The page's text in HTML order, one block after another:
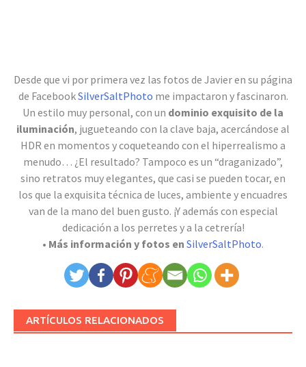
Desde que vi por primera vez las fotos de Javier en su página
de FacebookSilverSaltPhoto me impactaron y fascinaron.
Un estilo muy personal, con un dominio exquisito de la
iluminación, jugueteando con la clave baja, acercándose al
HDR en momentos y coqueteando con el hiperrealismo a
menudo… ¿El resultado? Tampoco es un “draganizado”,
sino retratos muy elegantes, que casi se pueden tocar, en
los que la exquisita técnica de luces, ambiente y encuadres
van de la mano del buen gusto. ¡Y además con especial
dedicación a los perretes y a la cetrería!
• Más información y fotos en SilverSaltPhoto.
ARTÍCULOS RELACIONADOS